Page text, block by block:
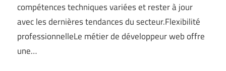
compétences techniques variées et rester à jour
avec les dernières tendances du secteur.Flexibilité
professionnelleLe métier de développeur web offre
une…